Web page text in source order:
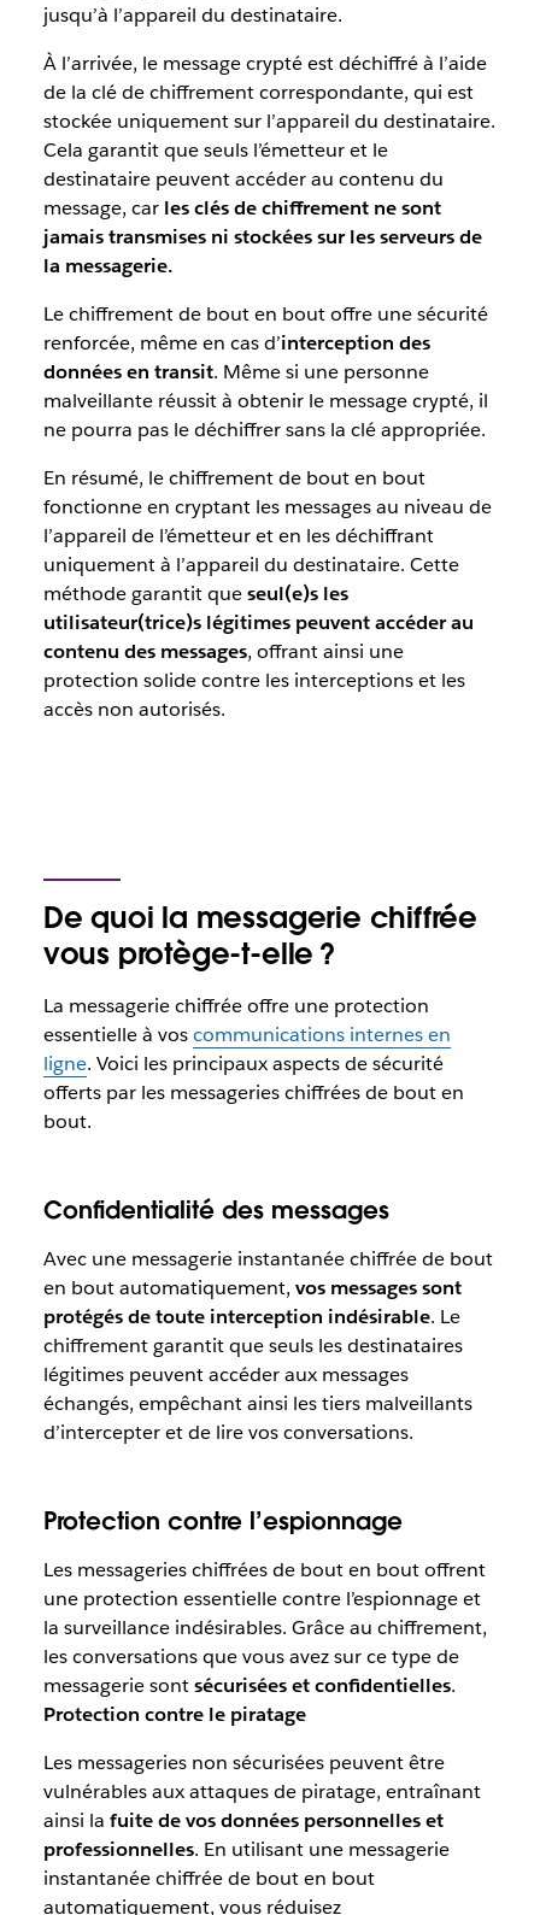
jusqu’à l’appareil du destinataire.
À l’arrivée, le message crypté est déchiffré à l’aide
de la clé de chiffrement correspondante, qui est
stockée uniquement sur l’appareil du destinataire.
Cela garantit que seuls l’émetteur et le
destinataire peuvent accéder au contenu du
message, car les clés de chiffrement ne sont
jamais transmises ni stockées sur les serveurs de
la messagerie.
Le chiffrement de bout en bout offre une sécurité
renforcée, même en cas d’interception des
données en transit. Même si une personne
malveillante réussit à obtenir le message crypté, il
ne pourra pas le déchiffrer sans la clé appropriée.
En résumé, le chiffrement de bout en bout
fonctionne en cryptant les messages au niveau de
l’appareil de l’émetteur et en les déchiffrant
uniquement à l’appareil du destinataire. Cette
méthode garantit queseul(e)s les
utilisateur(trice)s légitimes peuvent accéder au
contenu des messages, offrant ainsi une
protection solide contre les interceptions et les
accès non autorisés.
De quoi la messagerie chiffrée
vous protège-t-elle ?
La messagerie chiffrée offre une protection
essentielle à voscommunications internes en
ligne. Voici les principaux aspects de sécurité
offerts par les messageries chiffrées de bout en
bout.
Confidentialité des messages
Avec une messagerie instantanée chiffrée de bout
en bout automatiquement, vos messages sont
protégés de toute interception indésirable. Le
chiffrement garantit que seuls les destinataires
légitimes peuvent accéder aux messages
échangés, empêchant ainsi les tiers malveillants
d’intercepter et de lire vos conversations.
Protection contre l’espionnage
Les messageries chiffrées de bout en bout offrent
une protection essentielle contre l’espionnage et
la surveillance indésirables. Grâce au chiffrement,
les conversations que vous avez sur ce type de
messagerie sontsécurisées et confidentielles.
Protection contre le piratage
Les messageries non sécurisées peuvent être
vulnérables aux attaques de piratage, entraînant
ainsi la fuite de vos données personnelles et
professionnelles. En utilisant une messagerie
instantanée chiffrée de bout en bout
automatiquement, vous réduisez